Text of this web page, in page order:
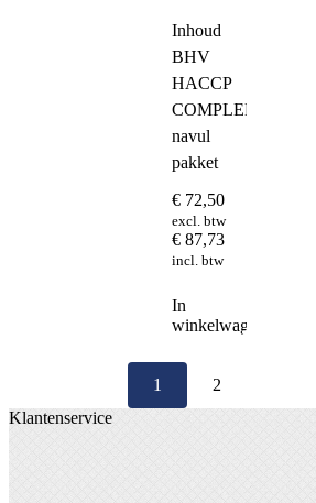
Inhoud
BHV
HACCP
COMPLEET
navul
pakket
€ 72,50
excl. btw
€ 87,73
incl. btw
In
winkelwagen
1
2
Klantenservice